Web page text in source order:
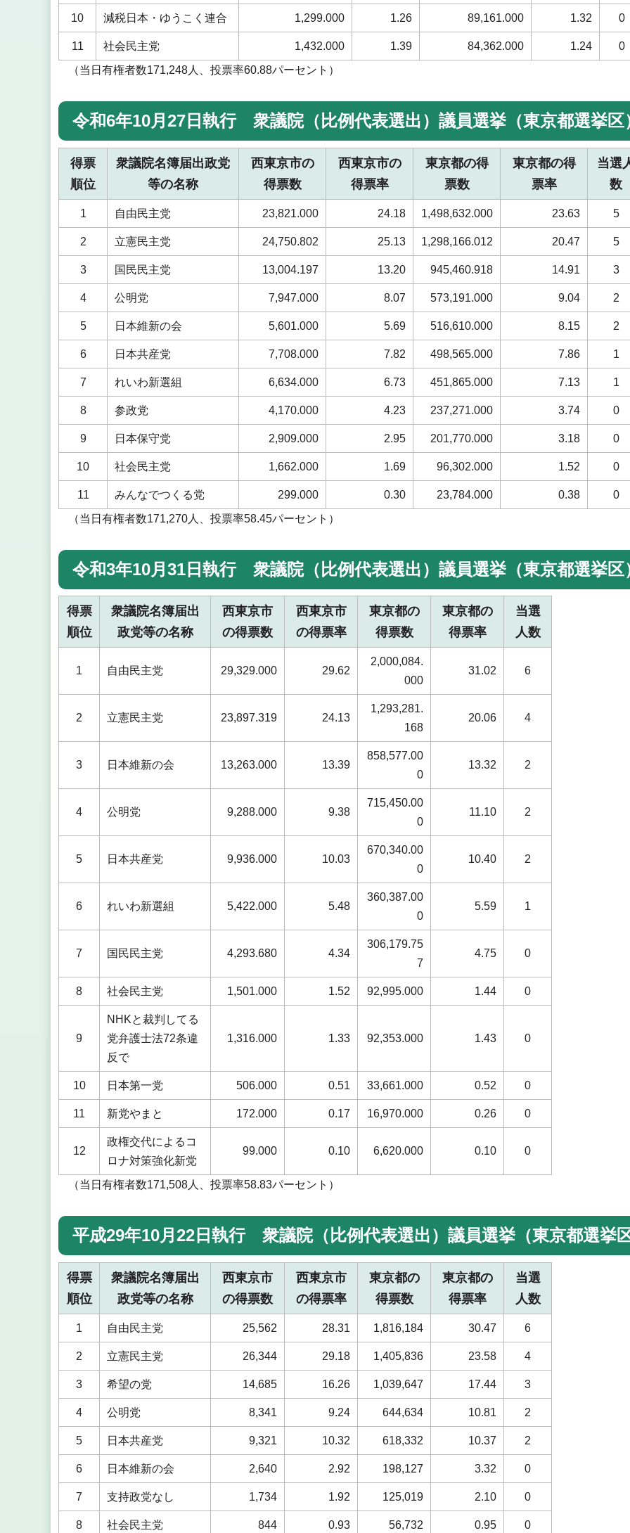
10 減税日本・ゆうこく連合 1,299.000 1.26 89,161.000 1.32 0
11 社会民主党 1,432.000 1.39 84,362.000 1.24
0
（当日有権者数171,248人、投票率60.88パーセント）
令和6年10月27日執行 衆議院（比例代表選出）議員選挙（東京都選挙区
得票
順位
衆議院名簿届出政党
等の名称
西東京市の
得票数
西東京市の
得票率
東京都の得
票数
東京都の得
票率
当選
数
1 自由民主党 23,821.000 24.18 1,498,632.000 23.63 5
2 立憲民主党 24,750.802 25.13 1,298,166.012 20.47 5
3 国民民主党 13,004.197 13.20 945,460.918 14.91 3
4 公明党 7,947.000 8.07 573,191.000 9.04 2
5 日本維新の会 5,601.000 5.69 516,610.000 8.15 2
6 日本共産党 7,708.000 7.82 498,565.000 7.86 1
7 れいわ新選組 6,634.000 6.73 451,865.000 7.13 1
8 参政党 4,170.000 4.23 237,271.000 3.74 0
9 日本保守党 2,909.000 2.95 201,770.000 3.18 0
10 社会民主党 1,662.000 1.69 96,302.000 1.52 0
11 みんなでつくる党 299.000 0.30 23,784.000 0.38
0
（当日有権者数171,270人、投票率58.45パーセント）
令和3年10月31日執行 衆議院（比例代表選出）議員選挙（東京都選挙区
得票
順位
衆議院名簿届出
政党等の名称
西東京市
の得票数
西東京市
の得票率
東京都の
得票数
東京都の
得票率
当選
人数
1 自由民主党 29,329.000 29.62
2,000,084.
000
31.02 6
2 立憲民主党 23,897.319 24.13
1,293,281.
168
20.06 4
3 日本維新の会 13,263.000 13.39
858,577.00
0
13.32 2
4 公明党 9,288.000 9.38
715,450.00
0
11.10 2
5 日本共産党 9,936.000 10.03
670,340.00
0
10.40 2
6 れいわ新選組 5,422.000 5.48
360,387.00
0
5.59 1
7 国民民主党 4,293.680 4.34
306,179.75
7
4.75 0
8 社会民主党 1,501.000 1.52 92,995.000 1.44 0
9
NHKと裁判してる
党弁護士法72条違
反で
1,316.000 1.33 92,353.000 1.43 0
10 日本第一党 506.000 0.51 33,661.000 0.52 0
11 新党やまと 172.000 0.17 16,970.000 0.26 0
12
政権交代によるコ
ロナ対策強化新党
99.000 0.10 6,620.000 0.10 0
（当日有権者数171,508人、投票率58.83パーセント）
平成29年10月22日執行 衆議院（比例代表選出）議員選挙（東京都選挙
得票
順位
衆議院名簿届出
政党等の名称
西東京市
の得票数
西東京市
の得票率
東京都の
得票数
東京都の
得票率
当選
人数
1 自由民主党 25,562 28.31 1,816,184 30.47 6
2 立憲民主党 26,344 29.18 1,405,836 23.58 4
3 希望の党 14,685 16.26 1,039,647 17.44 3
4 公明党 8,341 9.24 644,634 10.81 2
5 日本共産党 9,321 10.32 618,332 10.37 2
6 日本維新の会 2,640 2.92 198,127 3.32 0
7 支持政党なし 1,734 1.92 125,019 2.10 0
8 社会民主党 844 0.93 56,732 0.95 0